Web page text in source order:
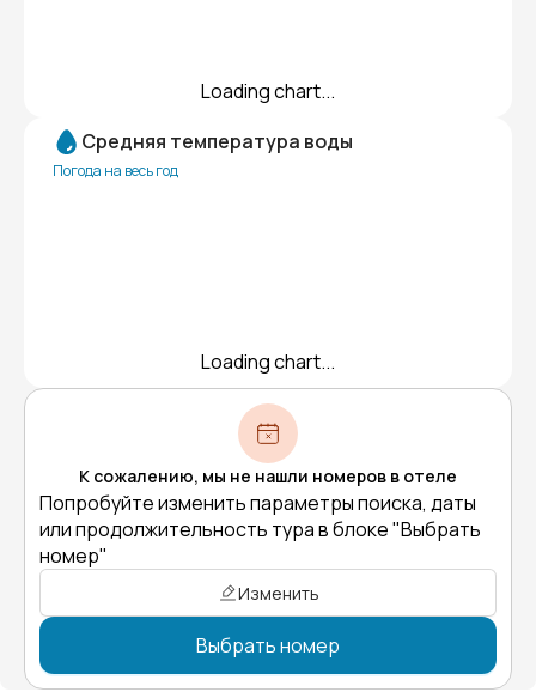
Loading chart...
Средняя температура воды
Погода на весь год
Loading chart...
К сожалению, мы не нашли номеров в отеле
Попробуйте изменить параметры поиска, даты
или продолжительность тура в блоке "Выбрать
номер"
Изменить
Выбрать номер